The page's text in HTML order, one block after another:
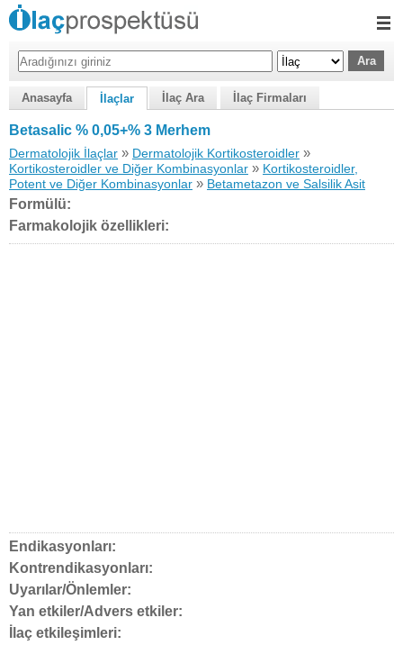
Anasayfa İlaçlar İlaç Ara İlaç Firmaları
Betasalic % 0,05+% 3 Merhem
Dermatolojik İlaçlar » Dermatolojik Kortikosteroidler »
Kortikosteroidler ve Diğer Kombinasyonlar » Kortikosteroidler,
Potent ve Diğer Kombinasyonlar » Betametazon ve Salsilik Asit
Formülü:
Farmakolojik özellikleri:
Endikasyonları:
Kontrendikasyonları:
Uyarılar/Önlemler:
Yan etkiler/Advers etkiler:
İlaç etkileşimleri: